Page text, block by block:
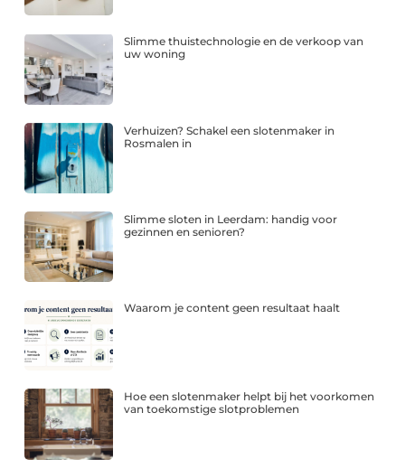
Slimme thuistechnologie en de verkoop van
uw woning
Verhuizen? Schakel een slotenmaker in
Rosmalen in
Slimme sloten in Leerdam: handig voor
gezinnen en senioren?
Waarom je content geen resultaat haalt
Hoe een slotenmaker helpt bij het voorkomen
van toekomstige slotproblemen